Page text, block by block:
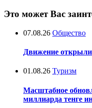
Это может Вас
07.08.26 Общество
Движение открыли
01.08.26 Туризм
Масштабное
миллиарда тенге